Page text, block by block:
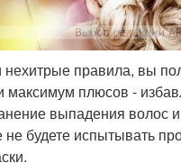
правила, вы
максимум плюсов -
выпадения волос
не будете испытывать